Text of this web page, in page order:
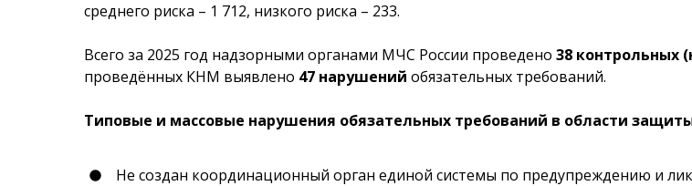
среднего риска – 1 712, низкого риска – 233.
Всего за 2025 год надзорными органами МЧС России проведено 38 контрольных
проведённых КНМ выявлено 47 нарушений обязательных требований.
Типовые и массовые нарушения обязательных требований в области
Не создан координационный орган единой системы по предупреждению и